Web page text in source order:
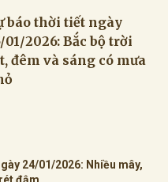
báo thời tiết ngày
01/2026: Bắc bộ trời
đêm và sáng có mưa
24/01/2026: Nhiều mây,
đậm